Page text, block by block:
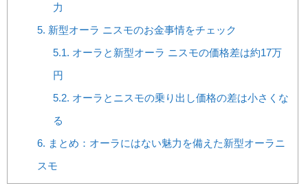
力
5. 新型オーラ ニスモのお金事情をチェック
5.1. オーラと新型オーラ ニスモの価格差は約17万
円
5.2. オーラとニスモの乗り出し価格の差は小さくな
る
6. まとめ：オーラにはない魅力を備えた新型オーラニ
スモ